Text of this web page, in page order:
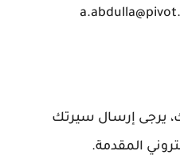
يرجى إرسال سيرتك
المقدمة.